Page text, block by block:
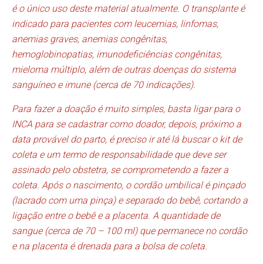
é o único uso deste material atualmente. O transplante é
indicado para pacientes com leucemias, linfomas,
anemias graves, anemias congênitas,
hemoglobinopatias, imunodeficiências congênitas,
mieloma múltiplo, além de outras doenças do sistema
sanguíneo e imune (cerca de 70 indicações).
Para fazer a doação é muito simples, basta ligar para o
INCA para se cadastrar como doador, depois, próximo a
data provável do parto, é preciso ir até lá buscar o kit de
coleta e um termo de responsabilidade que deve ser
assinado pelo obstetra, se comprometendo a fazer a
coleta. Após o nascimento, o cordão umbilical é pinçado
(lacrado com uma pinça) e separado do bebê, cortando a
ligação entre o bebê e a placenta. A quantidade de
sangue (cerca de 70 – 100 ml) que permanece no cordão
e na placenta é drenada para a bolsa de coleta.